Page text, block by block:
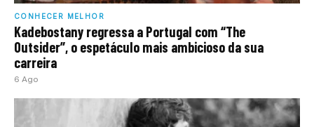
CONHECER MELHOR
Kadebostany regressa a Portugal com “The
Outsider”, o espetáculo mais ambicioso da sua
carreira
6 Ago